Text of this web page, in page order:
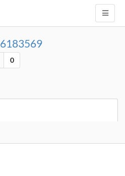
6183569
0